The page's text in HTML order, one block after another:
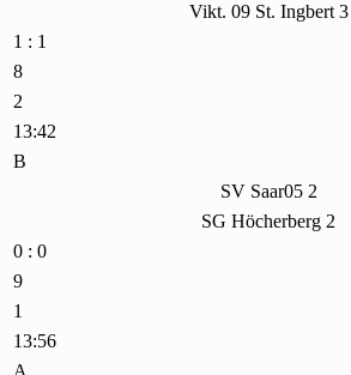
Vikt. 09 St. Ingbert 3
1 : 1
8
2
13:42
B
SV Saar05 2
SG Höcherberg 2
0 : 0
9
1
13:56